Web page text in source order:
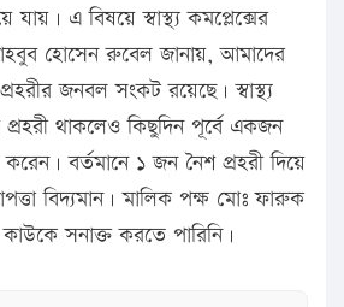
যায়। এ বিষয়ে স্বাস্থ্য কমপ্লেক্সের
হোসেন রুবেল জানায়, আমাদের
প্রহরীর জনবল সংকট রয়েছে। স্বাস্থ্য
থাকলেও কিছুদিন পূর্বে একজন
বর্তমানে ১ জন নৈশ প্রহরী দিয়ে
বিদ্যমান। মালিক পক্ষ মোঃ ফারুক
সনাক্ত করতে পারিনি।